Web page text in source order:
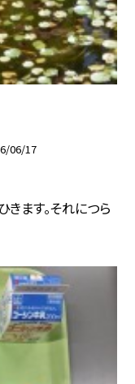
06/17
ます。それにつら